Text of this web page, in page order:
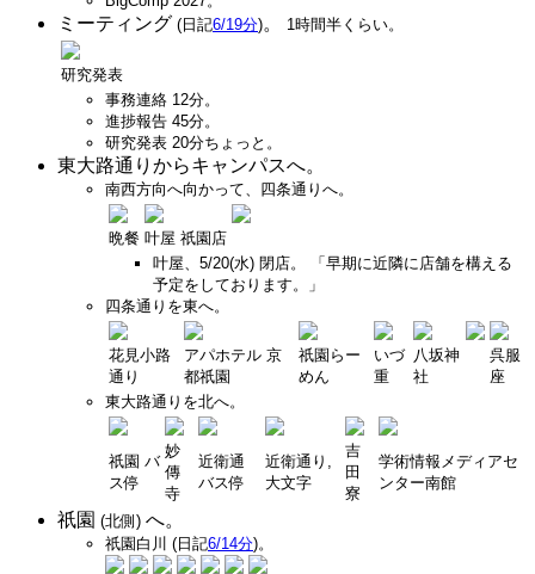
ミーティング (日記6/19分)。 1時間半くらい。
研究発表
事務連絡 12分。
進捗報告 45分。
研究発表 20分ちょっと。
東大路通りからキャンパスへ。
南西方向へ向かって、四条通りへ。
晩餐 叶屋 祇園店
叶屋、5/20(水) 閉店。 「早期に近隣に店舗を構える
予定をしております。」
四条通りを東へ。
花見小路
通り
アパホテル 京
都祇園
祇園らー
めん
いづ
重
八坂神
社
呉服
座
東大路通りを北へ。
祇園 バ
ス停
妙
傳
寺
近衛通
バス停
近衛通り,
大文字
吉
田
寮
学術情報メディアセ
ンター南館
祇園 (北側) へ。
祇園白川 (日記6/14分)。